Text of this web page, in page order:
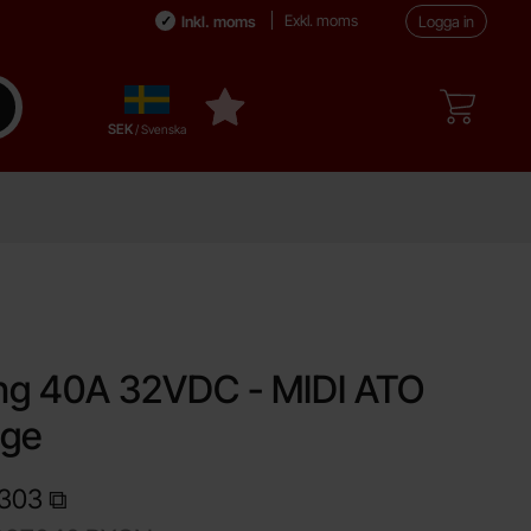
Inkl. moms Exkl. moms Logga in
sökningSverige
,SEK / Svenska
Mina favoriter
40A 32VDC - MIDI ATO